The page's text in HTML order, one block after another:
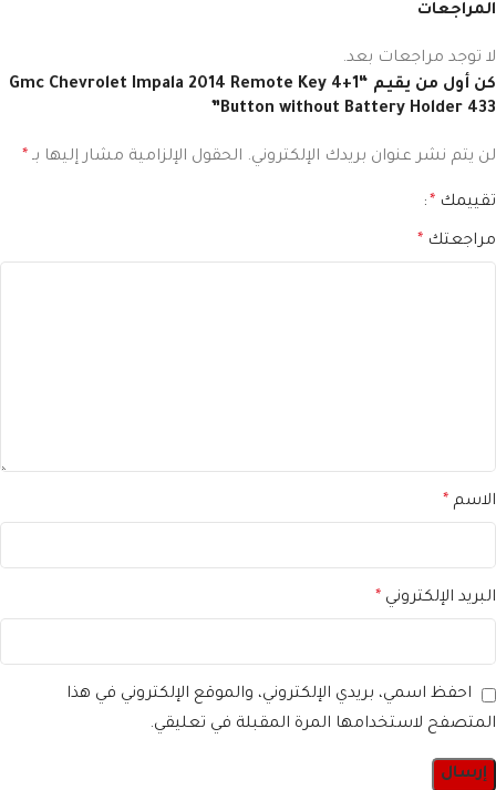
المراجعات
لا توجد مراجعات بعد.
كن أول من يقيم “Gmc ⁦Chevrolet Impala 2014 Remote Key 4+1
Button without Battery Holder⁩ 433”
لن يتم نشر عنوان بريدك الإلكتروني. الحقول الإلزامية مشار إليها بـ *
تقييمك *
مراجعتك *
الاسم *
البريد الإلكتروني *
احفظ اسمي، بريدي الإلكتروني، والموقع الإلكتروني في هذا
المتصفح لاستخدامها المرة المقبلة في تعليقي.